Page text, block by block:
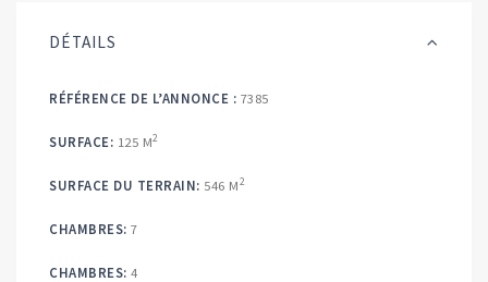
DÉTAILS
RÉFÉRENCE DE L’ANNONCE : 7385
SURFACE: 125 M2
SURFACE DU TERRAIN: 546 M2
CHAMBRES: 7
CHAMBRES: 4